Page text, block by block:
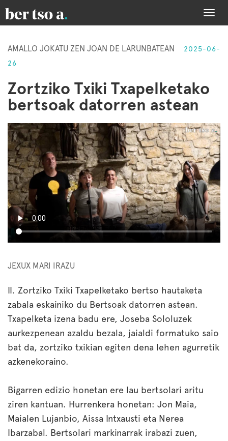
AMALLO JOKATU ZEN JOAN DE LARUNBATEAN
2025-06-
26
Zortziko Txiki Txapelketako
bertsoak datorren astean
JEXUX MARI IRAZU
II. Zortziko Txiki Txapelketako bertso hautaketa
zabala eskainiko du Bertsoak datorren astean.
Txapelketa izena badu ere, Joseba Sololuzek
aurkezpenean azaldu bezala, jaialdi formatuko saio
bat da, zortziko txikian egiten dena lehen agurretik
azkenekoraino.
Bigarren edizio honetan ere lau bertsolari aritu
ziren kantuan. Hurrenkera honetan: Jon Maia,
Maialen Lujanbio, Aissa Intxausti eta Nerea
Ibarzabal. Bertsolari markinarrak irabazi zuen,